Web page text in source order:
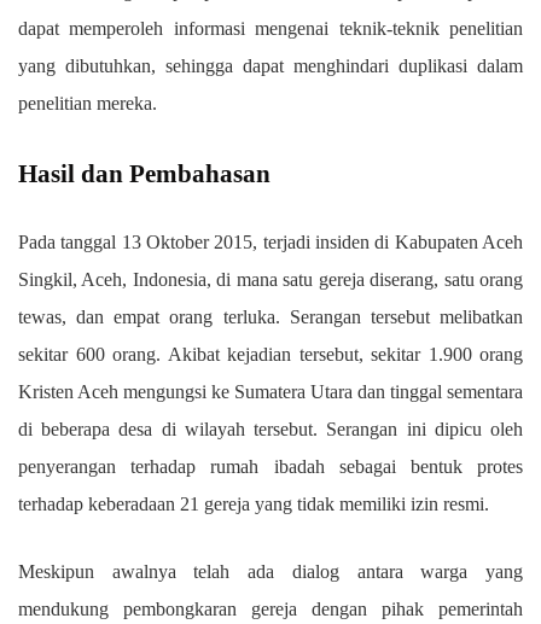
dapat memperoleh informasi mengenai teknik-teknik penelitian
yang dibutuhkan, sehingga dapat menghindari duplikasi dalam
penelitian mereka.
Hasil dan Pembahasan
Pada tanggal 13 Oktober 2015, terjadi insiden di Kabupaten Aceh
Singkil, Aceh, Indonesia, di mana satu gereja diserang, satu orang
tewas, dan empat orang terluka. Serangan tersebut melibatkan
sekitar 600 orang. Akibat kejadian tersebut, sekitar 1.900 orang
Kristen Aceh mengungsi ke Sumatera Utara dan tinggal sementara
di beberapa desa di wilayah tersebut. Serangan ini dipicu oleh
penyerangan terhadap rumah ibadah sebagai bentuk protes
terhadap keberadaan 21 gereja yang tidak memiliki izin resmi.
Meskipun awalnya telah ada dialog antara warga yang
mendukung pembongkaran gereja dengan pihak pemerintah